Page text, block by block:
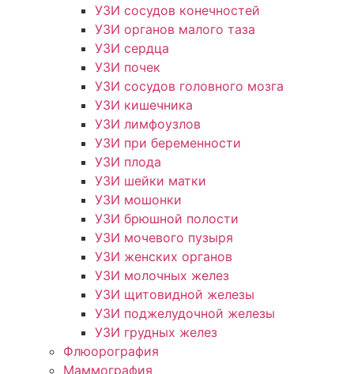
УЗИ сосудов конечностей
УЗИ органов малого таза
УЗИ сердца
УЗИ почек
УЗИ сосудов головного мозга
УЗИ кишечника
УЗИ лимфоузлов
УЗИ при беременности
УЗИ плода
УЗИ шейки матки
УЗИ мошонки
УЗИ брюшной полости
УЗИ мочевого пузыря
УЗИ женских органов
УЗИ молочных желез
УЗИ щитовидной железы
УЗИ поджелудочной железы
УЗИ грудных желез
Флюорография
Маммография